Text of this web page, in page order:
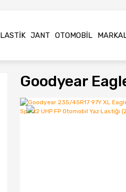
LASTIK JANT OTOMOBIL
Goodyear